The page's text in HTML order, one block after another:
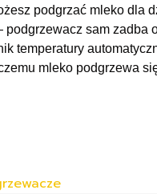
podgrzać mleko dla
sam zadba
temperatury
mleko podgrzewa